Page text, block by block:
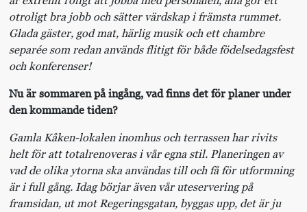
otroligt bra jobb och sätter värdskap i främsta rummet.
Glada gäster, god mat, härlig musik och ett chambre
separée som redan används flitigt för både födelsedagsfest
och konferenser!
Nu är sommaren på ingång, vad finns det för planer under
den kommande tiden?
Gamla Kåken-lokalen inomhus och terrassen har rivits
helt för att totalrenoveras i vår egna stil. Planeringen av
vad de olika ytorna ska användas till och få för utformning
är i full gång. Idag börjar även vår uteservering på
framsidan, ut mot Regeringsgatan, byggas upp, det är ju